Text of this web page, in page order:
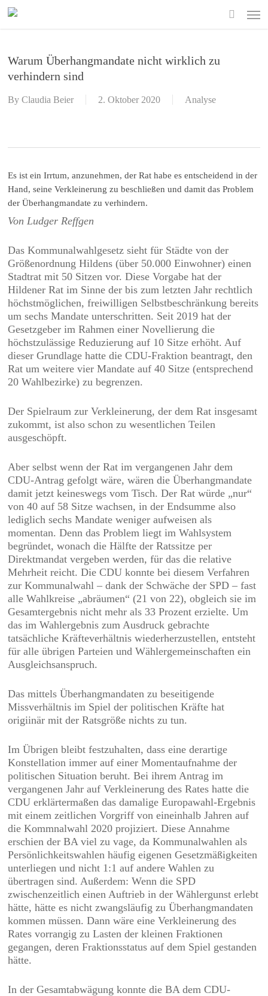
Skip
Warum Überhangmandate nicht wirklich zu
verhindern sind
By Claudia Beier 2. Oktober 2020 Analyse
Es ist ein Irrtum, anzunehmen, der Rat habe es entscheidend in der
Hand, seine Verkleinerung zu beschließen und damit das Problem
der Überhangmandate zu verhindern.
Von Ludger Reffgen
Das Kommunalwahlgesetz sieht für Städte von der
Größenordnung Hildens (über 50.000 Einwohner) einen
Stadtrat mit 50 Sitzen vor. Diese Vorgabe hat der
Hildener Rat im Sinne der bis zum letzten Jahr rechtlich
höchstmöglichen, freiwilligen Selbstbeschränkung bereits
um sechs Mandate unterschritten. Seit 2019 hat der
Gesetzgeber im Rahmen einer Novellierung die
höchstzulässige Reduzierung auf 10 Sitze erhöht. Auf
dieser Grundlage hatte die CDU-Fraktion beantragt, den
Rat um weitere vier Mandate auf 40 Sitze (entsprechend
20 Wahlbezirke) zu begrenzen.
Der Spielraum zur Verkleinerung, der dem Rat insgesamt
zukommt, ist also schon zu wesentlichen Teilen
ausgeschöpft.
Aber selbst wenn der Rat im vergangenen Jahr dem
CDU-Antrag gefolgt wäre, wären die Überhangmandate
damit jetzt keineswegs vom Tisch. Der Rat würde „nur“
von 40 auf 58 Sitze wachsen, in der Endsumme also
lediglich sechs Mandate weniger aufweisen als
momentan. Denn das Problem liegt im Wahlsystem
begründet, wonach die Hälfte der Ratssitze per
Direktmandat vergeben werden, für das die relative
Mehrheit reicht. Die CDU konnte bei diesem Verfahren
zur Kommunalwahl – dank der Schwäche der SPD – fast
alle Wahlkreise „abräumen“ (21 von 22), obgleich sie im
Gesamtergebnis nicht mehr als 33 Prozent erzielte. Um
das im Wahlergebnis zum Ausdruck gebrachte
tatsächliche Kräfteverhältnis wiederherzustellen, entsteht
für alle übrigen Parteien und Wählergemeinschaften ein
Ausgleichsanspruch.
Das mittels Überhangmandaten zu beseitigende
Missverhältnis im Spiel der politischen Kräfte hat
origiinär mit der Ratsgröße nichts zu tun.
Im Übrigen bleibt festzuhalten, dass eine derartige
Konstellation immer auf einer Momentaufnahme der
politischen Situation beruht. Bei ihrem Antrag im
vergangenen Jahr auf Verkleinerung des Rates hatte die
CDU erklärtermaßen das damalige Europawahl-Ergebnis
mit einem zeitlichen Vorgriff von eineinhalb Jahren auf
die Kommnalwahl 2020 projiziert. Diese Annahme
erschien der BA viel zu vage, da Kommunalwahlen als
Persönlichkeitswahlen häufig eigenen Gesetzmäßigkeiten
unterliegen und nicht 1:1 auf andere Wahlen zu
übertragen sind. Außerdem: Wenn die SPD
zwischenzeitlich einen Auftrieb in der Wählergunst erlebt
hätte, hätte es nicht zwangsläufig zu Überhangmandaten
kommen müssen. Dann wäre eine Verkleinerung des
Rates vorrangig zu Lasten der kleinen Fraktionen
gegangen, deren Fraktionsstatus auf dem Spiel gestanden
hätte.
In der Gesamtabwägung konnte die BA dem CDU-